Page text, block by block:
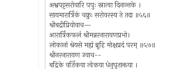
अश्वपट्टसरोवारि पपुः स्नात्वा दिनान्तके ।
सायमारार्त्रिकं चक्रुः सरोवरस्य ते तदा ॥५६॥
श्रीबद्रीप्रियोवाच—
आरार्त्रिकफलं श्रीमन्नरनारायणप्रभो।
लोकानां श्रेयसे मह्यं ब्रूहि मोक्षप्रदं परम् ॥५७॥
श्रीनरनारायण उवाच--
बद्रिके वर्तिकया त्वेकया धेनुघृताक्तया ।